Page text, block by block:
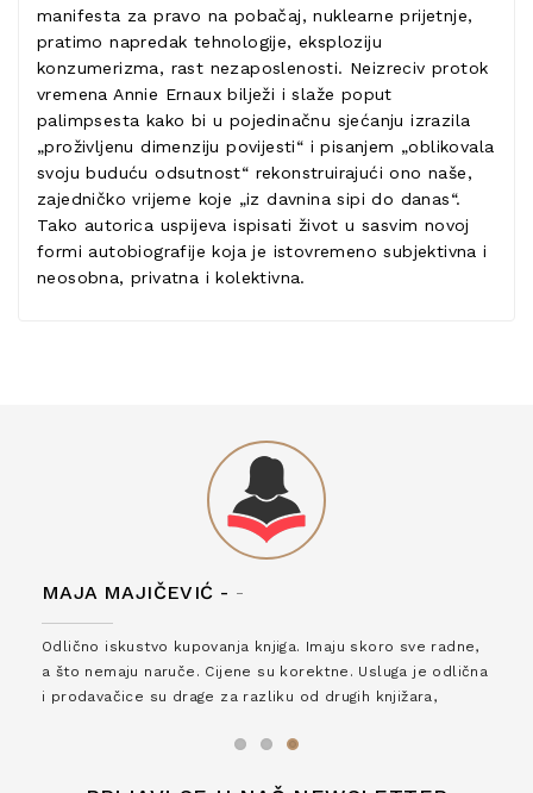
manifesta za pravo na pobačaj, nuklearne prijetnje,
pratimo napredak tehnologije, eksploziju
konzumerizma, rast nezaposlenosti. Neizreciv protok
vremena Annie Ernaux bilježi i slaže poput
palimpsesta kako bi u pojedinačnu sjećanju izrazila
„proživljenu dimenziju povijesti“ i pisanjem „oblikovala
svoju buduću odsutnost“ rekonstruirajući ono naše,
zajedničko vrijeme koje „iz davnina sipi do danas“.
Tako autorica uspijeva ispisati život u sasvim novoj
formi autobiografije koja je istovremeno subjektivna i
neosobna, privatna i kolektivna.
MAJA MAJIČEVIĆ - -
Odlično iskustvo kupovanja knjiga. Imaju skoro sve radne,
a što nemaju naruče. Cijene su korektne. Usluga je odlična
i prodavačice su drage za razliku od drugih knjižara,